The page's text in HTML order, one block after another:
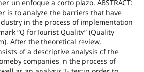
un enfoque a corto plazo. ABSTRACT:
is to analyze the barriers that have
in the process of implementation
“Q forTourist Quality” (Quality
After the theoretical review,
of a descriptive analysis of the
companies in the process of